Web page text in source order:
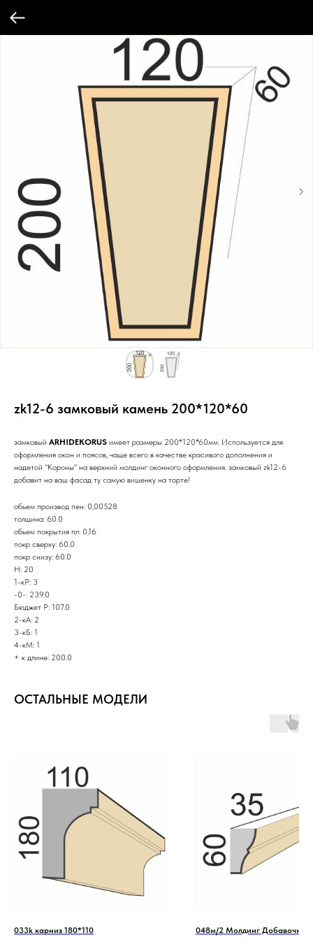
zk12-6 замковый камень 200*120*60
замковый ARHIDEKORUS имеет размеры 200*120*60мм. Используется для
оформления окон и поясов, чаще всего в качестве красивого дополнения и
надетой "Короны" на верхний молдинг оконного оформления. замковый zk12-6
добавит на ваш фасад ту самую вишенку на торте!
обьем производ пен: 0,00528
толщина: 60.0
обьем покрытия пл: 0,16
покр сверху: 60.0
покр снизу: 60.0
Н: 20
1-кР: 3
-0-: 239.0
Бюджет Р: 107.0
2-кА: 2
3-кБ: 1
4-кМ: 1
+ к длине: 200.0
ОСТАЛЬНЫЕ МОДЕЛИ
033k карниз 180*110 048м/2 Молдинг